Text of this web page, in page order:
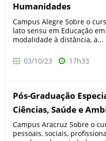
Humanidades
Campus Alegre Sobre o
lato sensu em Educação
modalidade à distância, a...
03/10/23 17h33
Pós-Graduação
Ciências, Saúde e
Campus Aracruz Sobre o
pessoais, sociais,